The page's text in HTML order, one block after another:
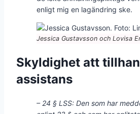
enligt mig en lagändring ske.
Jessica Gustavsson och Lovisa
Skyldighet att
assistans
– 24 § LSS: Den som har